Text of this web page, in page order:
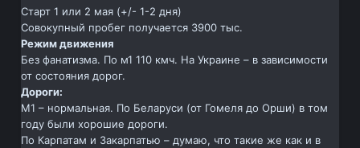
Старт 1 или 2 мая (+/- 1-2 дня)
Совокупный пробег получается 3900 тыс.
Режим движения
Без фанатизма. По м1 110 кмч. На Украине – в зависимости
от состояния дорог.
Дороги:
М1 – нормальная. По Беларуси (от Гомеля до Орши) в том
году были хорошие дороги.
По Карпатам и Закарпатью – думаю, что такие же как и в